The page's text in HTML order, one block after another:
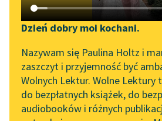
Katalog DAISY
Podkasty o książkach
Aktualności
„Prokurator Alicja Horn”
do słuchania
Byliśmy częścią AI Impact
Dzień dobry moi kochani.
Nazywam się Paulina Holtz i
zaszczyt i przyjemność być
Wolnych Lektur. Wolne Lektury
do bezpłatnych książek, do
audiobooków i różnych